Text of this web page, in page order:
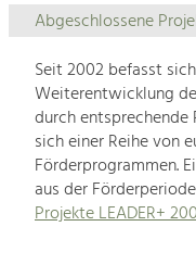
Abgeschlossene
Seit 2002 befasst
Weiterentwicklung
durch
sich einer Reihe von
Förderprogrammen.
aus der
Projekte LEADER+